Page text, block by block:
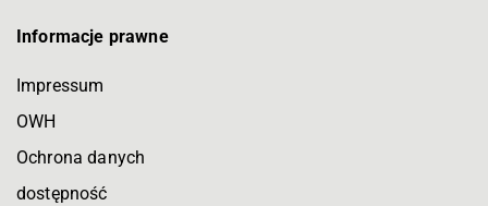
Informacje prawne
Impressum
OWH
Ochrona danych
dostępność